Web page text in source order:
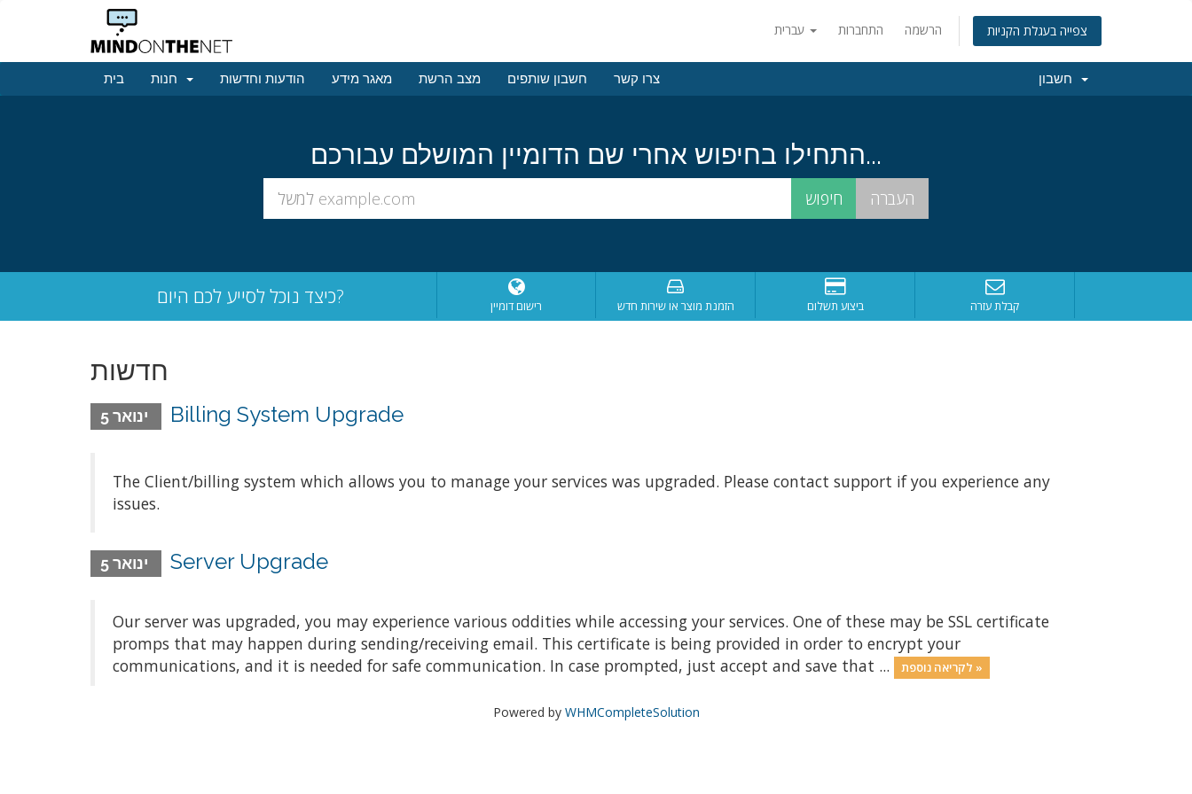
התחברות הרשמה צפייה בעגלת הקניות
בית הודעות וחדשות מאגר מידע מצב הרשת חשבון שותפים צרו קשר
התחילו בחיפוש אחרי שם הדומיין המושלם עבורכם...
כיצד נוכל לסייע לכם היום? רישום דומיין הזמנת מוצר או שירות חדש ביצוע תשלום קבלת עזרה
חדשות
Billing System Upgrade
The Client/billing system which allows you to manage your services was upgraded. Please contact support if you experience any
issues.
Server Upgrade
Our server was upgraded, you may experience various oddities while accessing your services. One of these may be SSL certificate
promps that may happen during sending/receiving email. This certificate is being provided in order to encrypt your
communications, and it is needed for safe communication. In case prompted, just accept and save that ...
לקריאה נוספת »
Powered by WHMCompleteSolution